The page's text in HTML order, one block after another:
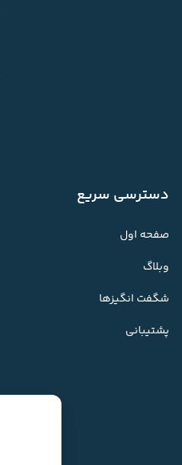
دسترسی سریع
صفحه اول
وبلاگ
شگفت انگیزها
پشتیبانی